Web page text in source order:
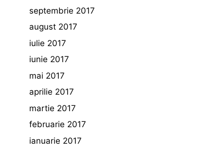
septembrie 2017
august 2017
iulie 2017
iunie 2017
mai 2017
aprilie 2017
martie 2017
februarie 2017
ianuarie 2017